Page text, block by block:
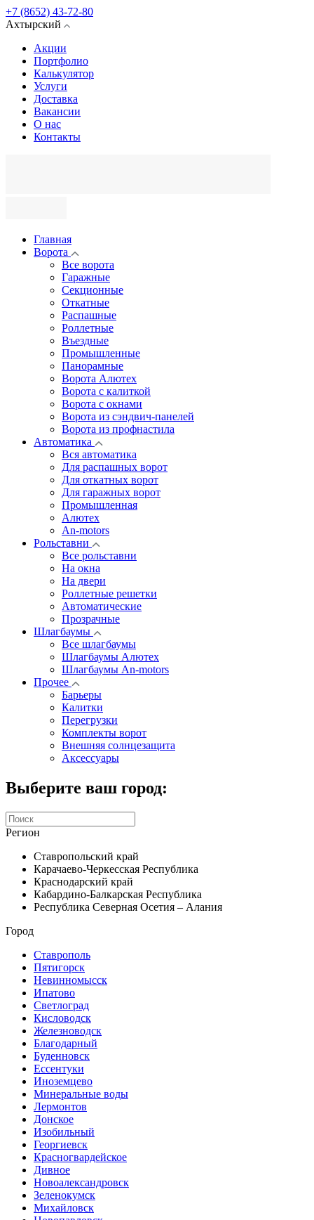
+7 (8652) 43-72-80
Ахтырский
Акции
Портфолио
Калькулятор
Услуги
Доставка
Вакансии
О нас
Контакты
Главная
Ворота
Все ворота
Гаражные
Секционные
Откатные
Распашные
Роллетные
Въездные
Промышленные
Панорамные
Ворота Алютех
Ворота с калиткой
Ворота c окнами
Ворота из сэндвич-панелей
Ворота из профнастила
Автоматика
Вся автоматика
Для распашных ворот
Для откатных ворот
Для гаражных ворот
Промышленная
Алютех
An-motors
Рольставни
Все рольставни
На окна
На двери
Роллетные решетки
Автоматические
Прозрачные
Шлагбаумы
Все шлагбаумы
Шлагбаумы Алютех
Шлагбаумы An-motors
Прочее
Барьеры
Калитки
Перегрузки
Комплекты ворот
Внешняя солнцезащита
Аксессуары
Выберите ваш город:
Регион
Ставропольский край
Карачаево-Черкесская Республика
Краснодарский край
Кабардино-Балкарская Республика
Республика Северная Осетия – Алания
Город
Ставрополь
Пятигорск
Невинномысск
Ипатово
Светлоград
Кисловодск
Железноводск
Благодарный
Буденновск
Ессентуки
Иноземцево
Минеральные воды
Лермонтов
Донское
Изобильный
Георгиевск
Красногвардейское
Дивное
Новоалександровск
Зеленокумск
Михайловск